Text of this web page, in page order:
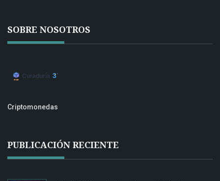
SOBRE NOSOTROS
Criptomonedas
PUBLICACIÓN RECIENTE